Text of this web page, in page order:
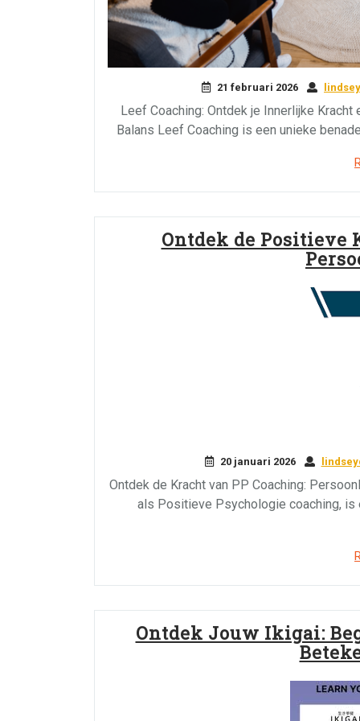
21 februari 2026
Leef Coaching: Ontdek je Innerlijke
Balans Leef Coaching is een unieke
Ontdek de Positieve
20 januari 2026
Ontdek de Kracht van PP Coaching:
als Positieve Psychologie coaching, is
Ontdek Jouw Ikigai: